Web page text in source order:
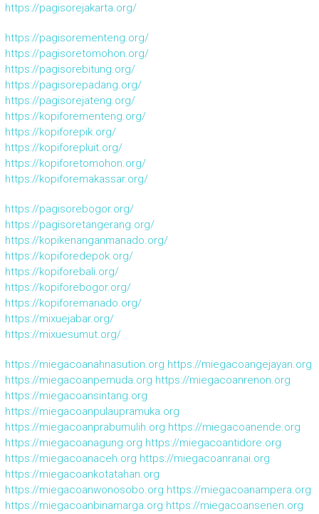
https://pagisorejakarta.org/
https://pagisorementeng.org/
https://pagisoretomohon.org/
https://pagisorebitung.org/
https://pagisorepadang.org/
https://pagisorejateng.org/
https://kopiforementeng.org/
https://kopiforepik.org/
https://kopiforepluit.org/
https://kopiforetomohon.org/
https://kopiforemakassar.org/
https://pagisorebogor.org/
https://pagisoretangerang.org/
https://kopikenanganmanado.org/
https://kopiforedepok.org/
https://kopiforebali.org/
https://kopiforebogor.org/
https://kopiforemanado.org/
https://mixuejabar.org/
https://mixuesumut.org/
https://miegacoanahnasution.org https://miegacoangejayan.org
https://miegacoanpemuda.org https://miegacoanrenon.org
https://miegacoansintang.org
https://miegacoanpulaupramuka.org
https://miegacoanprabumulih.org https://miegacoanende.org
https://miegacoanagung.org https://miegacoantidore.org
https://miegacoanaceh.org https://miegacoanranai.org
https://miegacoankotatahan.org
https://miegacoanwonosobo.org https://miegacoanampera.org
https://miegacoanbinamarga.org https://miegacoansenen.org